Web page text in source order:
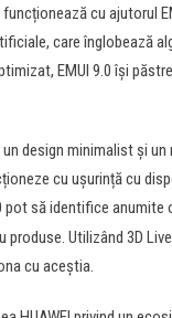
funcționează cu ajutorul
care înglobează
EMUI 9.0 își
un design minimalist și
cu ușurință cu
pot să identifice
produse. Utilizând 3D
cu aceștia.